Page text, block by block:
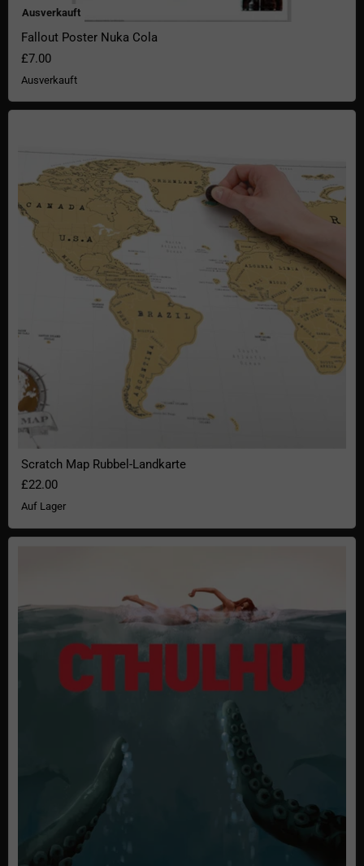
Ausverkauft
Fallout Poster Nuka Cola
£7.00
Ausverkauft
Scratch Map Rubbel-Landkarte
£22.00
Auf Lager